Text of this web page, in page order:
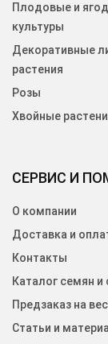
СЕРВИС И
О компании
Доставка и
Контакты
Каталог семян и
Предзаказ на
Статьи и
Плодовые и
культуры
Декоративные
растения
Розы
Хвойные